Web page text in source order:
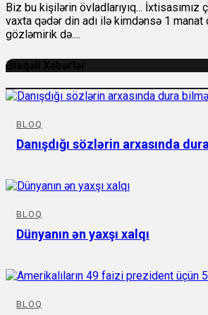
Biz bu kişilərin övladlarıyıq...
vaxta qədər din adı ilə kimdənsə 1 manat
gözləmirik də....
Əlaqəli Xəbərlər
BLOQ
Danışdığı sözlərin arxasında
BLOQ
Dünyanın ən yaxşı xalqı
BLOQ